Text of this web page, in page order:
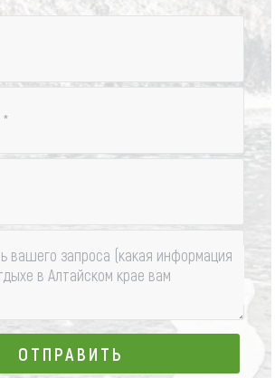
*
вашего запроса (какая информация
в Алтайском крае вам
ОТПРАВИТЬ